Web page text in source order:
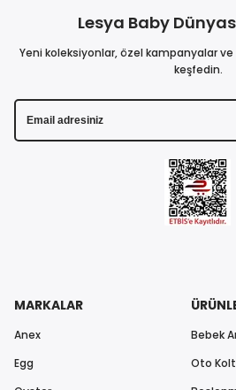
MARKALAR
Anex
Egg
Bebek
Oto
Lesya Baby
Yeni koleksiyonlar, özel kampanyalar
keşfedin.